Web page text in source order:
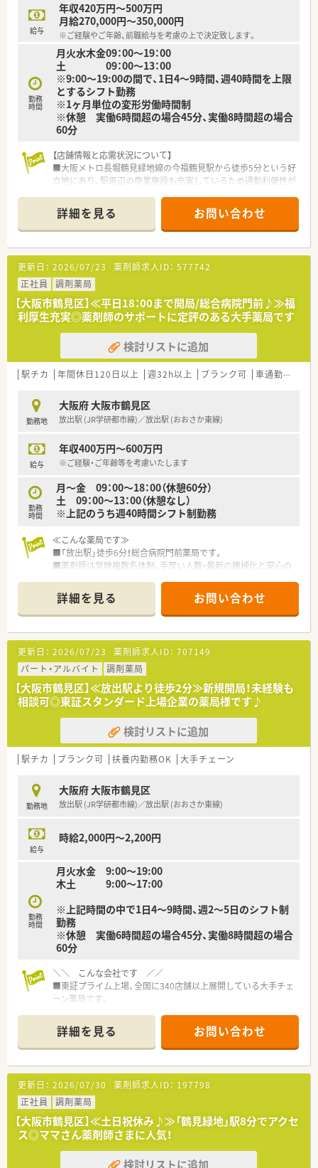
給与
年収420万円～500万円
月給270,000円～350,000円
※ご経験やご年齢、前職給与を考慮の上で決定致します。
勤務
時間
月火水木金09：00～19：00
土 09：00～13：00
※9:00～19:00の間で、1日4～9時間、週40時間を上限
とするシフト勤務
※1ヶ月単位の変形労働時間制
※休憩 実働6時間超の場合45分、実働8時間超の場合
60分
【店舗情報と応需状況について】
■大阪メトロ長堀鶴見緑地線の今福鶴見駅から徒歩5分という好
立地にあり、駅周辺の商業施設も充実しているため通勤利便性が
■近隣の総合病院から内科や耳鼻科、精神科、整形外科など多科
目の処方箋を1日平均70枚ほど応需しており、幅広い知識を習得
できます。
■現在は常勤薬剤師2名とパート薬剤師5名が在籍しており、一
人あたりの処方箋枚数が少なめに設定されているため、ゆとりを
持って調剤に専念できます。
【募集背景と求める人物像について】
■店舗の体制強化とさらなるサービス向上のための増員募集で
あり、地域医療に貢献したいという意欲をお持ちの薬剤師の方を
急募しております。
■患者様一人ひとりに寄り添う「かかりつけ薬剤師」としての意
識が高い方や、健康サポート薬局の運営に興味がある方を特に歓
迎いたします。
受け付けており、大手ならではの教育体制でしっかりと成長をサ
ポートいたします。
■全国に350店舗以上の薬局を展開する東証スタンダード上場
企業であり、安定した経営基盤と先進的なシステム導入が大きな
■「座りカウンター」の積極的な導入により、患者様との親密な
対話と薬剤師の身体的負担の軽減を両立させている現場第一の
企業文化です。
績があり、地域の医療機関と深い信頼関係を築き上げている地域
密着型の法人です。
■1ヶ月単位の変形労働時間制を採用しており、週平均の実働が
40時間以内になるようシフトが組まれているため、無理のない
勤務が可能です。
ており、サービス残業とは無縁の透明性の高い労務環境が維持さ
れています。
■年間休日は120日以上（昨年実績122日）と非常に多く、年末年
始等特別休暇も用意されているため、リフレッシュの時間を十分
に確保できます。
詳細を見る お問い合わせ
更新日： 2026/07/23 薬剤師求人ID： 577742
正社員
調剤薬局
【大阪市鶴見区】≪平日18：00まで開局/総合病院門前♪≫福
利厚生充実◎薬剤師のサポートに定評のある大手薬局です
検討リストに追加
駅チカ 年間休日120日以上 週32h以上 ブランク可 車通勤可
勤務地
大阪府 大阪市鶴見区
放出駅 (JR学研都市線)／放出駅 (おおさか東線)
給与
年収400万円～600万円
※ご経験・ご年齢等を考慮いたします
勤務
時間
月～金 09：00～18：00（休憩60分）
土 09：00～13：00（休憩なし）
※上記のうち週40時間シフト制勤務
≪こんな薬局です≫
■「放出駅」徒歩6分！総合病院門前薬局です。
■薬剤師は常時複数名体制、手厚い人数・最新の機械化と安心の
■オンライン服薬指導も行っており、患者様のニーズに合わせて
対応しています！
■配属先につきましては面接にて適性を含め最終決定いたしま
す。
≪こんな方にオススメです≫
■調剤薬局の変化に対応し続ける薬局でともに成長をつづけた
い方！
■専門・認定薬剤師取得を活かしたい方！
■18時までの正社員をご希望の方！
≪企業の特徴≫
■大学病院や総合病院の門前薬局を中心に、全都道府県に約700
創業以来一貫して真の医薬分業を企業理念として掲げ、医薬分業
の先駆けとして展開しているような企業です！
■患者様に選ばれる薬局を目指すべく、先進性を持って以下2つ
◎専門医療機関連携
がん等の専門的な薬学管理に関係機関と連携して対応できる
入退院時の医療機関等との情報連携や、在宅医療等に地域の薬局
と連携しながら一元的･継続的に対応できる
≪研修体制が非常に整っています！≫
■新人集合研修
⇒新人同士ペアになって服薬指導のロールプレイをしたり、実際
に注射薬等の器具に触れることで、実践的なスキルや知識を身に
■オーベン・ネーベン制
⇒新人（ネーベン）に指導役の先輩（オーベン）がマンツーマンで1
年間指導する制度。
配属店舗内の、なるべく年齢の近い先輩が指導役につきます。
２年目以降は自らがオーベンとなって後輩を育てながら、学んだ
知識を復習します。
■15ステップアップ研修
⇒薬学知識や店舗管理知識を5年間で段階的に学んでいくe-
疾患や薬剤の基礎知識、主要医薬品300品目マスターから始ま
り、在宅医療やOTC、管理者としての知識まで、幅広いカリキュ
ラムを継続的に学んでいきます。
≪システム化が進んでいます！≫
■業務効率化の為、自社開発をした全店舗共通の調剤システムを
詳細を見る お問い合わせ
更新日： 2026/07/23 薬剤師求人ID： 707149
パート・アルバイト
調剤薬局
【大阪市鶴見区】≪放出駅より徒歩2分≫新規開局！未経験も
相談可◎東証スタンダード上場企業の薬局様です♪
検討リストに追加
駅チカ ブランク可 扶養内勤務OK 大手チェーン
勤務地
大阪府 大阪市鶴見区
放出駅 (JR学研都市線)／放出駅 (おおさか東線)
給与
時給2,000円～2,200円
勤務
時間
月火水金 9:00〜19:00
木土 9:00〜17:00
※上記時間の中で1日4～9時間、週2～5日のシフト制
勤務
※休憩 実働6時間超の場合45分、実働8時間超の場合
60分
＼＼ こんな会社です ／／
■東証プライム上場、全国に340店舗以上展開している大手チェ
ーン薬局です。
様々な形態の薬局を全国に展開しております。
■ほぼ全店で「座り投薬」のためでしっかりと患者様に向き合っ
て服薬指導ができます
■「地域密着」がキーワード。地域に毎に合わせた店舗デザイン、
25年前より取り組んでいる在宅（実施率90%）、健康イベントな
どを行っています
■「育休・育短の取得が100%（一般平均83.6％）」の取得実績か
つ、「復帰率96%（一般平均40％）」
■段階的にスキルアップが図れる、充実の研修プログラム。
■症例検討会・服薬指導ロールプレイング・メーカー説明会・医療
機関との合同勉強会など、各種勉強会も多数あります！
詳細を見る お問い合わせ
更新日： 2026/07/30 薬剤師求人ID： 197798
正社員
調剤薬局
【大阪市鶴見区】≪土日祝休み♪≫「鶴見緑地」駅8分でアクセ
ス◎ママさん薬剤師さまに人気！
検討リストに追加